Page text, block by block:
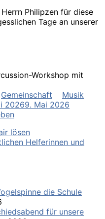
Philipzen für diese
Tage an unserer
Workshop mit
Gemeinschaft
Musik
20269. Mai 2026
lösen
Helferinnen und
die Schule
für unsere